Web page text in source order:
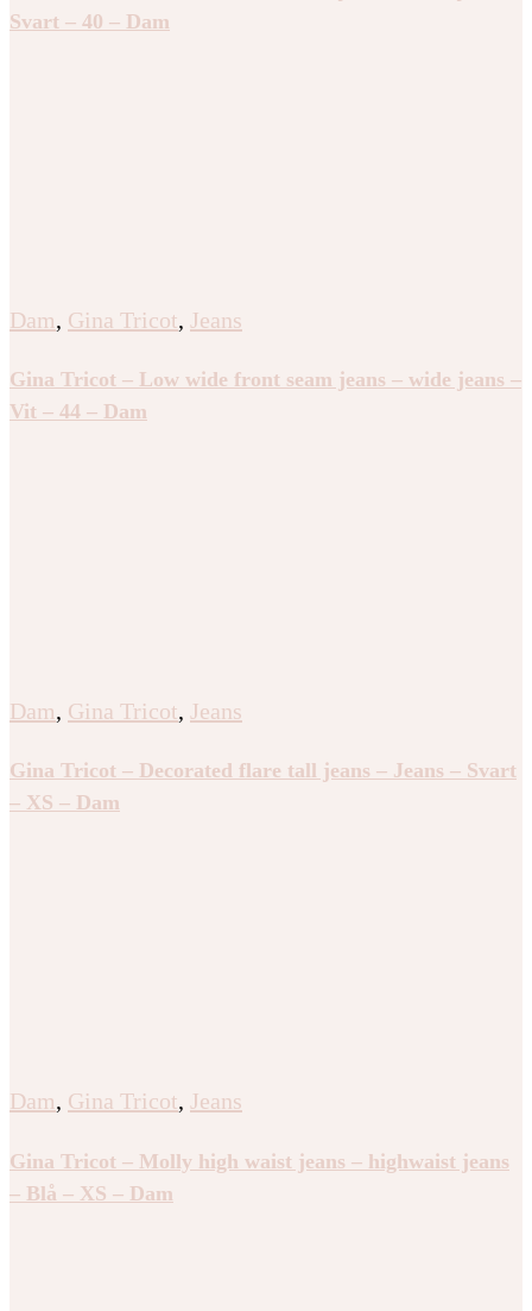
Svart – 40 – Dam
Dam, Gina Tricot, Jeans
Gina Tricot – Low wide front seam jeans – wide jeans –
Vit – 44 – Dam
Dam, Gina Tricot, Jeans
Gina Tricot – Decorated flare tall jeans – Jeans – Svart
– XS – Dam
Dam, Gina Tricot, Jeans
Gina Tricot – Molly high waist jeans – highwaist jeans
– Blå – XS – Dam